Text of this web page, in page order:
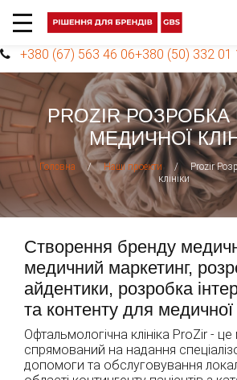
+380 (67) 563 46 06+380 (50) 332 01
PROZIR
МЕДИЧНОЇ
Головна / Наші проекти /
Prozir
клініки
Створення бренду
медичний маркетинг,
айдентики, розробка
та контенту для медичної
Офтальмологічна клініка ProZir -
спрямований на надання
допомоги та обслуговування